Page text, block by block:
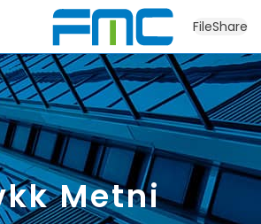
FileShare
Metni